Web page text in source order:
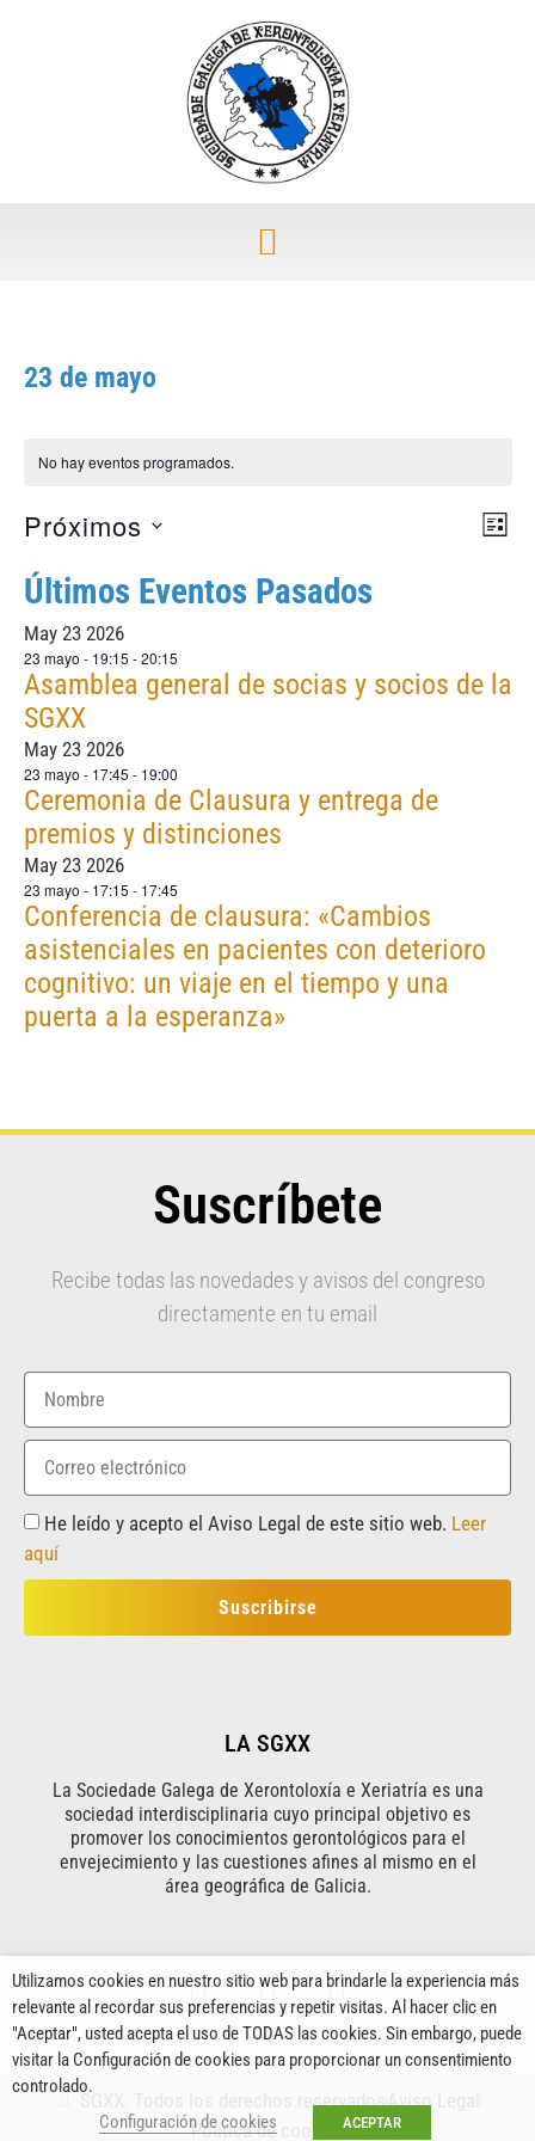
23 de mayo
No hay eventos programados.
Lista
Próximos
la
fecha.
Últimos Eventos Pasados
May 23 2026
23 mayo - 19:15 -20:15
Asamblea general de socias y socios de la
SGXX
May 23 2026
23 mayo - 17:45 - 19:00
Ceremonia de Clausura y entrega de
premios y distinciones
May 23 2026
23 mayo - 17:15 - 17:45
Conferencia de clausura: «Cambios
asistenciales en pacientes con deterioro
cognitivo: un viaje en el tiempo y una
puerta a la esperanza»
Suscríbete
Recibe todas las novedades y avisos del congreso
directamente en tu email
He leído y acepto el Aviso Legal de este sitio web. Leer
aquí
Suscribirse
LA SGXX
La Sociedade Galega de Xerontoloxía e Xeriatría es una
sociedad interdisciplinaria cuyo principal objetivo es
promover los conocimientos gerontológicos para el
envejecimiento y las cuestiones afines al mismo en el
área geográfica de Galicia.
SGXX. Todos los derechos reservadosAviso Legal
Política de cookies
Utilizamos cookies en nuestro sitio web para brindarle la experiencia más
relevante al recordar sus preferencias y repetir visitas. Al hacer clic en
"Aceptar", usted acepta el uso de TODAS las cookies. Sin embargo, puede
visitar la Configuración de cookies para proporcionar un consentimiento
controlado.
Configuración de cookies
ACEPTAR